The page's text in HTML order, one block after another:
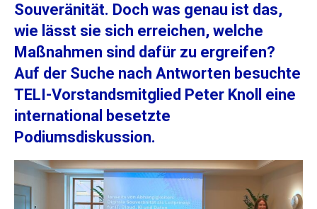
Souveränität. Doch was genau ist das,
wie lässt sie sich erreichen, welche
Maßnahmen sind dafür zu ergreifen?
Auf der Suche nach Antworten besuchte
TELI-Vorstandsmitglied Peter Knoll eine
international besetzte
Podiumsdiskussion.